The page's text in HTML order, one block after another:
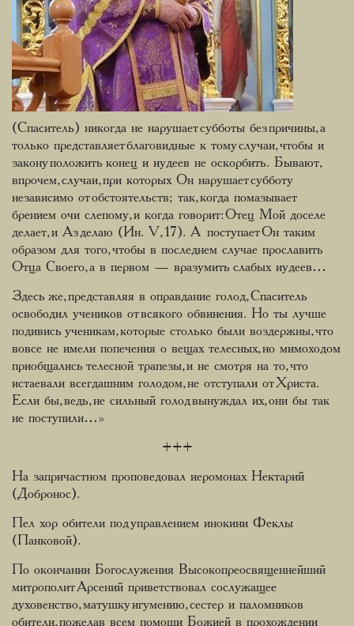
(Спаситель) никогда не нарушает субботы без причины, а
только представляет благовидные к тому случаи, чтобы и
закону положить конец и иудеев не оскорбить. Бывают,
впрочем, случаи, при которых Он нарушает субботу
независимо от обстоятельств; так, когда помазывает
брением очи слепому, и когда говорит: Отец Мой доселе
делает, и Аз делаю (Ин. V, 17). А поступает Он таким
образом для того, чтобы в последнем случае прославить
Отца Своего, а в первом — вразумить слабых иудеев…
Здесь же, представляя в оправдание голод, Спаситель
освободил учеников от всякого обвинения. Но ты лучше
подивись ученикам, которые столько были воздержны, что
вовсе не имели попечения о вещах телесных, но мимоходом
приобщались телесной трапезы, и не смотря на то, что
истаевали всегдашним голодом, не отступали от Христа.
Если бы, ведь, не сильный голод вынуждал их, они бы так
не поступили…»
+++
На запричастном проповедовал иеромонах Нектарий
(Добронос).
Пел хор обители под управлением инокини Феклы
(Панковой).
По окончании Богослужения Высокопреосвященнейший
митрополит Арсений приветствовал сослужащее
духовенство, матушку игумению, сестер и паломников
обители, пожелав всем помощи Божией в прохождении